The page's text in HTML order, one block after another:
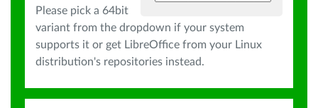
Please pick a 64bit
variant from the dropdown if your system
supports it or get LibreOffice from your Linux
distribution's repositories instead.